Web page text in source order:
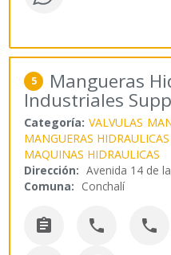
5 Mangueras
Industriales
Categoría: VALVULAS
MANGUERAS HIDRAULICAS
MAQUINAS HIDRAULICAS
Dirección: Avenida 14 de
Comuna: Conchalí
  